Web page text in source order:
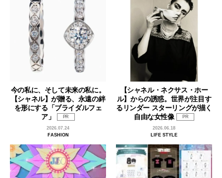
今の私に、そして未来の私に。
【シャネル】が贈る、永遠の絆
を形にする「ブライダルフェ
ア」
PR
2026.07.24
FASHION
【シャネル・ネクサス・ホー
ル】からの誘惑。世界が注目す
るリンダー スターリングが描く
自由な女性像
PR
2026.06.18
LIFE STYLE